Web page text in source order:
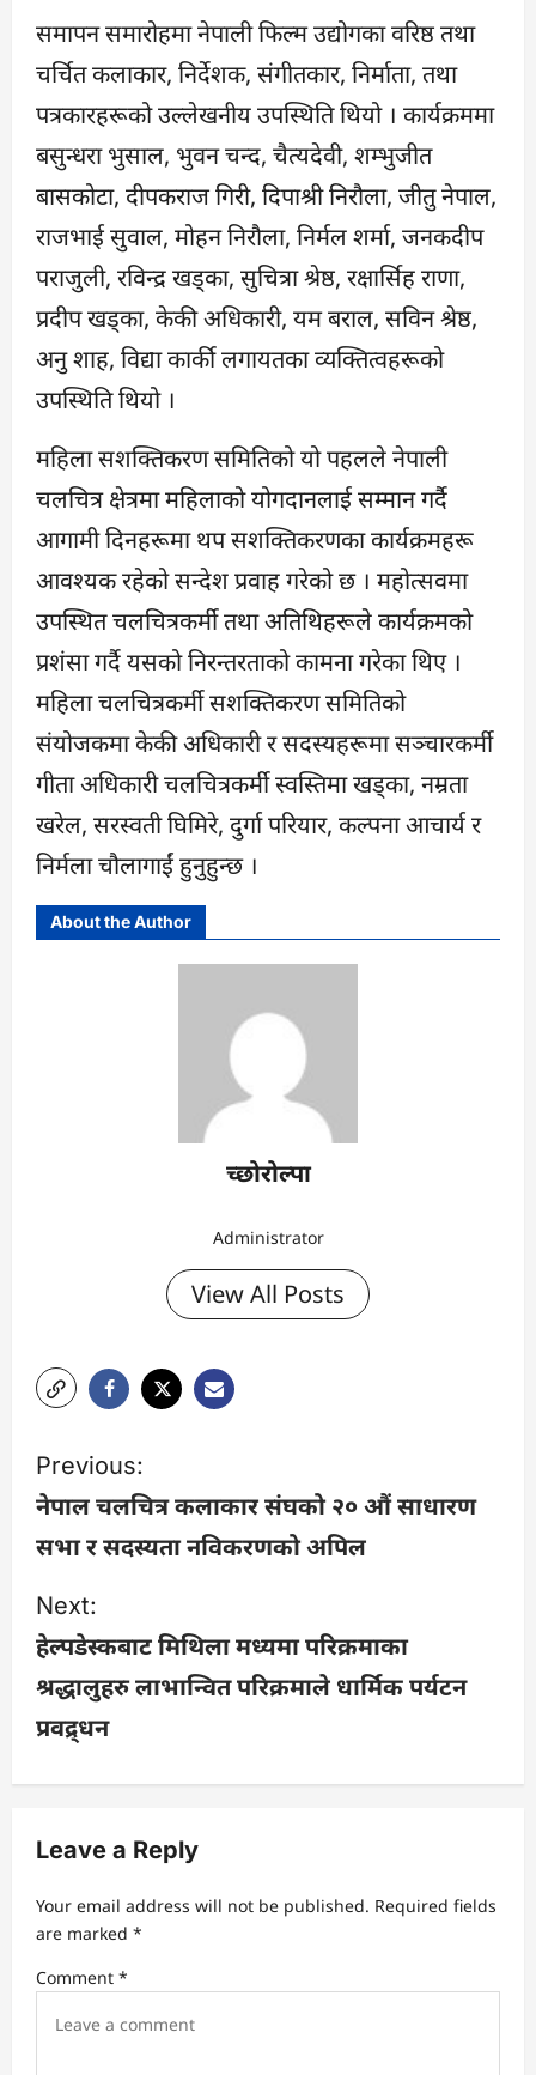
समापन समारोहमा नेपाली फिल्म उद्योगका वरिष्ठ तथा
चर्चित कलाकार, निर्देशक, संगीतकार, निर्माता, तथा
पत्रकारहरूको उल्लेखनीय उपस्थिति थियो । कार्यक्रममा
बसुन्धरा भुसाल, भुवन चन्द, चैत्यदेवी, शम्भुजीत
बासकोटा, दीपकराज गिरी, दिपाश्री निरौला, जीतु नेपाल,
राजभाई सुवाल, मोहन निरौला, निर्मल शर्मा, जनकदीप
पराजुली, रविन्द्र खड्का, सुचित्रा श्रेष्ठ, रक्षार्सिह राणा,
प्रदीप खड्का, केकी अधिकारी, यम बराल, सविन श्रेष्ठ,
अनु शाह, विद्या कार्की लगायतका व्यक्तित्वहरूको
उपस्थिति थियो ।
महिला सशक्तिकरण समितिको यो पहलले नेपाली
चलचित्र क्षेत्रमा महिलाको योगदानलाई सम्मान गर्दै
आगामी दिनहरूमा थप सशक्तिकरणका कार्यक्रमहरू
आवश्यक रहेको सन्देश प्रवाह गरेको छ । महोत्सवमा
उपस्थित चलचित्रकर्मी तथा अतिथिहरूले कार्यक्रमको
प्रशंसा गर्दै यसको निरन्तरताको कामना गरेका थिए ।
महिला चलचित्रकर्मी सशक्तिकरण समितिको
संयोजकमा केकी अधिकारी र सदस्यहरूमा सञ्चारकर्मी
गीता अधिकारी चलचित्रकर्मी स्वस्तिमा खड्का, नम्रता
खरेल, सरस्वती घिमिरे, दुर्गा परियार, कल्पना आचार्य र
निर्मला चौलागाईं हुनुहुन्छ ।
About the Author
च्छोरोल्पा
Administrator
View All Posts
P
o
s
t
n
a
v
i
a
t
Previous:
नेपाल चलचित्र कलाकार संघको २० औं साधारण
सभा र सदस्यता नविकरणको अपिल
Next:
हेल्पडेस्कबाट मिथिला मध्यमा परिक्रमाका
श्रद्धालुहरु लाभान्वित परिक्रमाले धार्मिक पर्यटन
प्रवद्र्धन
Leave a Reply
Your email address will not be published. Required fields
are marked *
Comment *